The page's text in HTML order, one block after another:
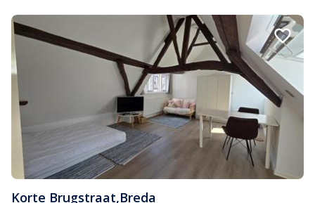
Korte Brugstraat,Breda